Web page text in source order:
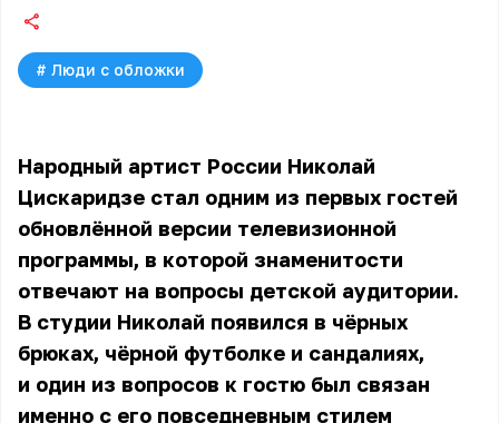
# Люди с обложки
Народный артист России Николай
Цискаридзе стал одним из первых гостей
обновлённой версии телевизионной
программы, в которой знаменитости
отвечают на вопросы детской аудитории.
В студии Николай появился в чёрных
брюках, чёрной футболке и сандалиях,
и один из вопросов к гостю был связан
именно с его повседневным стилем